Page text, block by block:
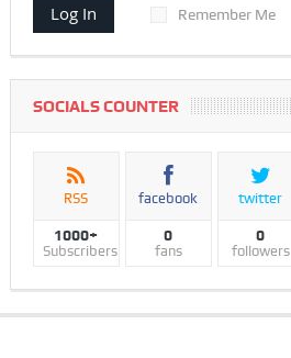
Log In Remember Me
SOCIALS COUNTER
RSS
1000+
Subscribers
facebook
0
fans
twitter
0
followers